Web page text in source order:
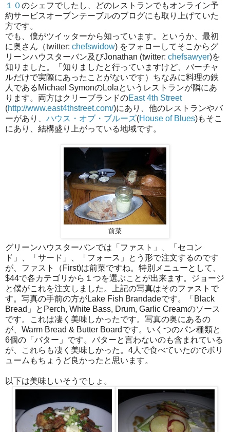
１０のシェフでしたし、どのレストランでもオンライン予
約サービスオープンテーブルのブログにも取り上げていた
方です。
でも、僕がツイッターから知っています。というか、最初
に奥さん（twitter: chefswidow) をフォローしてそこからグ
リーンハウスターバン及びJonathan (twitter: chefsawyer)を
知りました。「知りましたと行っていますけど、バーチャ
ルだけで実際にあったことがないです）ちなみに料理の鉄
人であるMichael SymonのLolaというレストランが隣にあ
ります。両方はクリーブランドのEast 4th Street
(http://www.east4thstreet.com/)にあり、他のレストランやバ
ーがあり、 ハウス・オブ・ブルーズ(House of Blues)もそこ
にあり、結構盛り上がっている地域です。
前菜
グリーンハウスターバンでは「ファスト」、「セコン
ド」、「サード」、「フォース」とう形で注文するのです
が、ファスト（First)は前菜ですね。特別メニューとして、
$44で各カテゴリから１つを選ぶことが出来ます。ジョージ
と僕がこれを注文しました。上記の写真はそのファストで
す。写真の手前の方がLake Fish Brandadeです。「Black
Bread」とPerch, White Bass, Drum, Garlic Creamのソース
です。これは凄く美味しかったです。写真の奥にあるの
が、Warm Bread & Butter Boardです。いくつのパン種類と
6個の「バター」です。バターと言わないのも含まれている
が、これらも凄く美味しかった。4人で食べていたのでボリ
ュームもちょうど良かったと思います。
以下は美味しいそうでしょ。